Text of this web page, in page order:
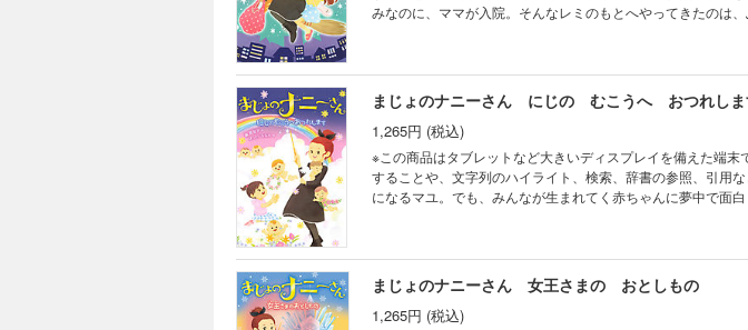
みなのに、ママが入院。そんなレミのもとへやってきたのは
まじょのナニーさん にじの むこうへ おつれし
1,265円 (税込)
※この商品はタブレットなど大きいディスプレイを備えた端
することや、文字列のハイライト、検索、辞書の参照、引用などの機能が使
になるマユ。でも、みんなが生まれてく赤ちゃんに夢中で面
まれてくる赤ちゃんを優しい気持ちで迎えられるようになる
まじょのナニーさん 女王さまの おとしもの
1,265円 (税込)